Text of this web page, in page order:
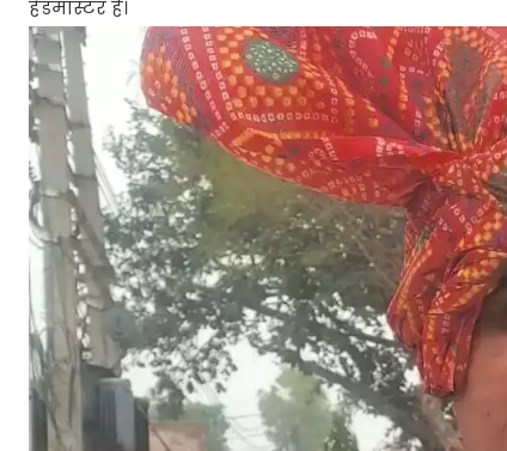
हेडमास्टर हैं।